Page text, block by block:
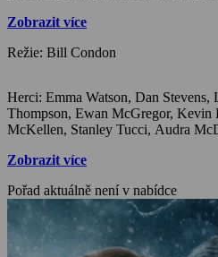
mladé dívky, kterou ve svém zámku
si, že se pod obludným zvířecím
Zobrazit více
Režie: Bill Condon
Herci: Emma Watson, Dan Stevens, Luke Evans, Josh Gad, Emma
Thompson, Ewan McGregor, Kevin Kline, Gugu Mbatha-Raw, Ian
McKellen, Stanley Tucci,
Zobrazit více
Pořad aktuálně není v nabídce